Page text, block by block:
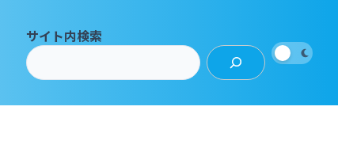
サイト内検索